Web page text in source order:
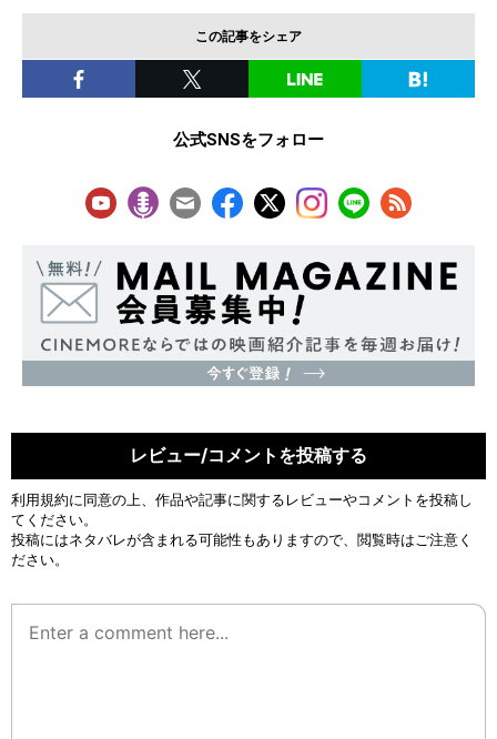
この記事をシェア
公式SNSをフォロー
レビュー/コメントを投稿する
利用規約に同意の上、作品や記事に関するレビューやコメントを投稿し
てください。
投稿にはネタバレが含まれる可能性もありますので、閲覧時はご注意く
ださい。